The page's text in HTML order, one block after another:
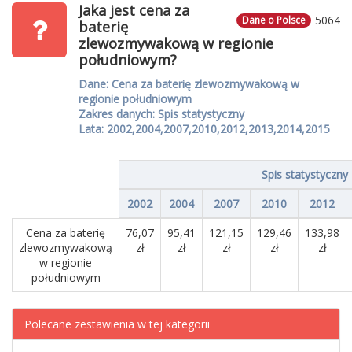
5064
Dane o Polsce
Jaka jest cena za
baterię
zlewozmywakową w regionie
południowym?
Dane: Cena za baterię zlewozmywakową w
regionie południowym
Zakres danych: Spis statystyczny
Lata: 2002,2004,2007,2010,2012,2013,2014,2015
Spis statystyczny
2002
2004 2007 2010
2012
Cena za baterię
zlewozmywakową
w regionie
południowym
76,07
zł
95,41
zł
121,15
zł
129,46
zł
133,98
zł
Polecane zestawienia w tej kategorii